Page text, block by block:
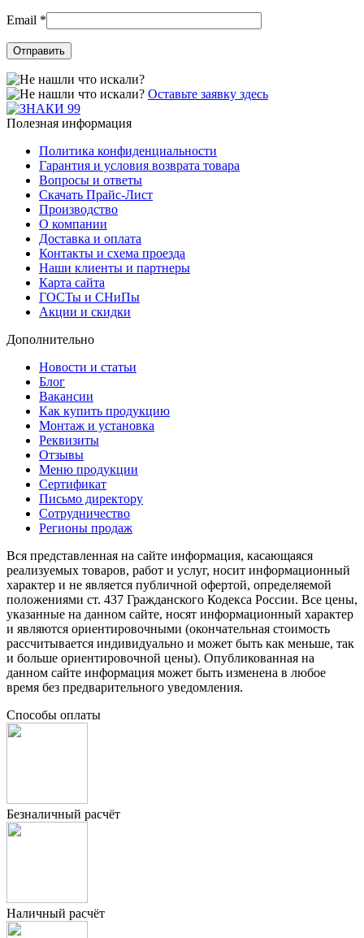
Email *
Оставьте заявку здесь
Полезная информация
Политика конфиденциальности
Гарантия и условия возврата товара
Вопросы и ответы
Скачать Прайс-Лист
Производство
О компании
Доставка и оплата
Контакты и схема проезда
Наши клиенты и партнеры
Карта сайта
ГОСТы и СНиПы
Акции и скидки
Дополнительно
Новости и статьи
Блог
Вакансии
Как купить продукцию
Монтаж и установка
Реквизиты
Отзывы
Меню продукции
Сертификат
Письмо директору
Сотрудничество
Регионы продаж
Вся представленная на сайте информация, касающаяся
реализуемых товаров, работ и услуг, носит информационный
характер и не является публичной офертой, определяемой
положениями ст. 437 Гражданского Кодекса России. Все цены,
указанные на данном сайте, носят информационный характер
и являются ориентировочными (окончательная стоимость
рассчитывается индивидуально и может быть как меньше, так
и больше ориентировочной цены). Опубликованная на
данном сайте информация может быть изменена в любое
время без предварительного уведомления.
Способы оплаты
Безналичный расчёт
Наличный расчёт